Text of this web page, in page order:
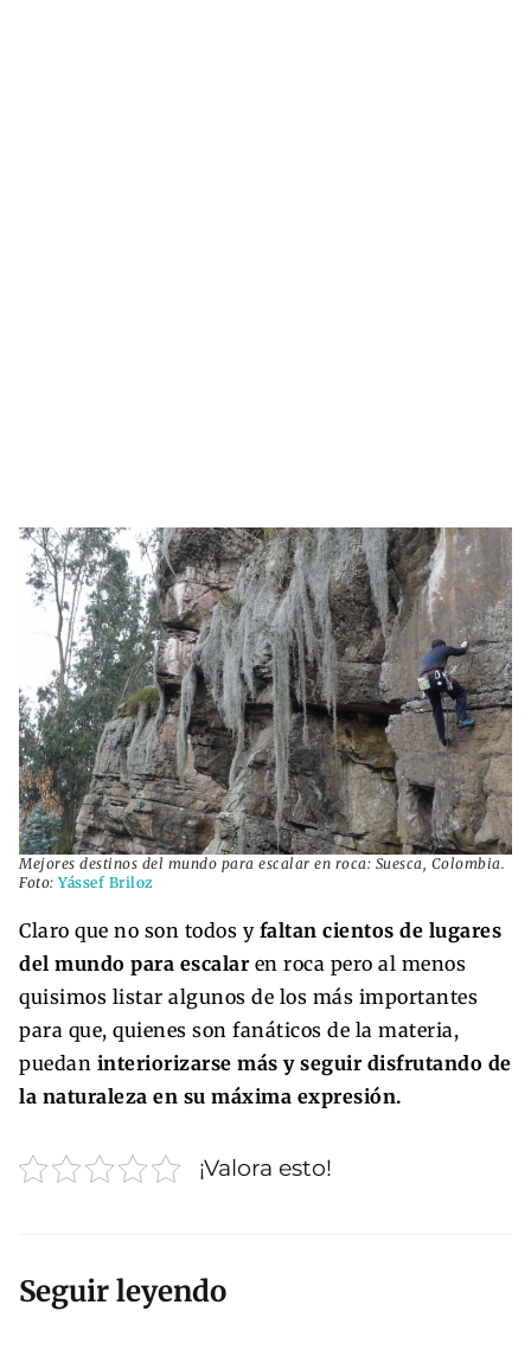
Mejores destinos del mundo para escalar en roca: Suesca, Colombia.
Foto:Yássef Briloz
Claro que no son todos yfaltan cientos de lugares
del mundo para escalaren roca pero al menos
quisimos listar algunos de los más importantes
para que, quienes son fanáticos de la materia,
puedan interiorizarse más y seguir disfrutando de
la naturaleza en su máxima expresión.
¡Valora esto!
Seguir leyendo